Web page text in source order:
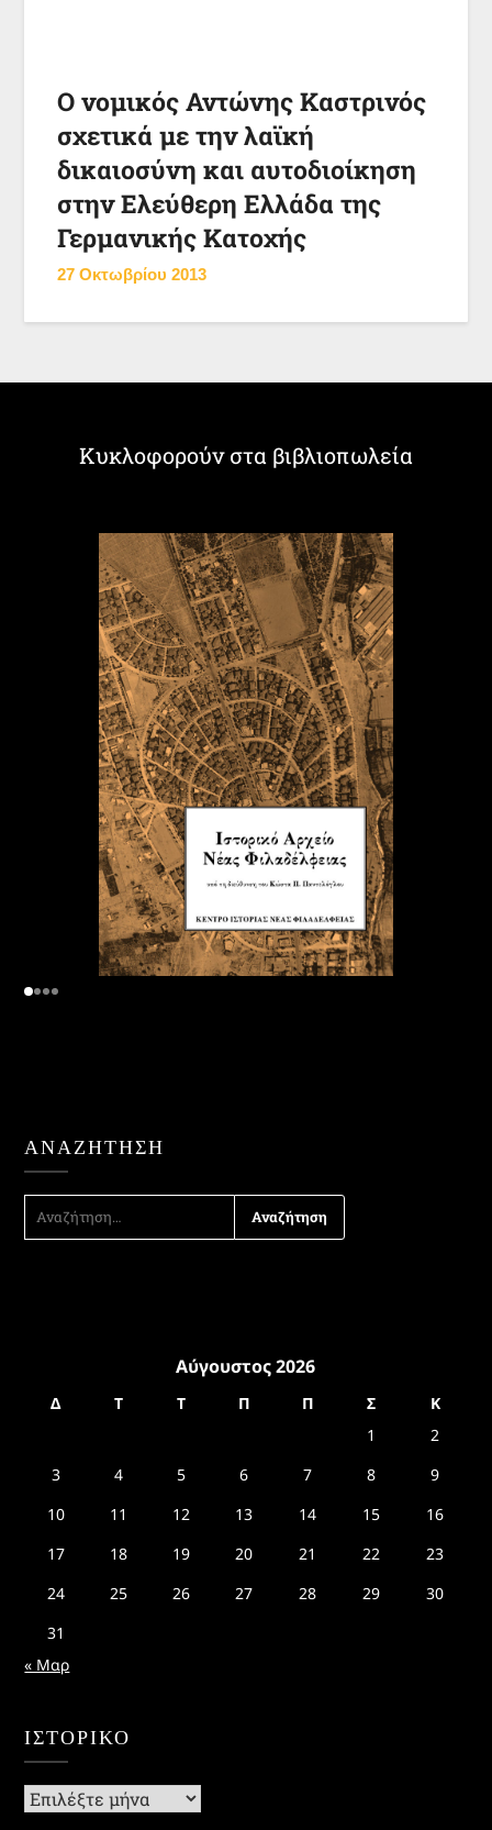
Ο νομικός Αντώνης Καστρινός
σχετικά με την λαϊκή
δικαιοσύνη και αυτοδιοίκηση
στην Ελεύθερη Ελλάδα της
Γερμανικής Κατοχής
27 Οκτωβρίου 2013
Κυκλοφορούν στα βιβλιοπωλεία
ΑΝΑΖΉΤΗΣΗ
ΑΝΑΖΉΤΗΣΗ
ΓΙΑ:
Αύγουστος 2026
Δ Τ Τ Π Π Σ
Κ
1
2
3
4 5 6 7 8
9
10
11 12 13 14 15
16
17
18 19 20 21 22
23
24
25 26 27 28 29
30
31
« Μαρ
ΙΣΤΟΡΙΚΌ
Ιστορικό